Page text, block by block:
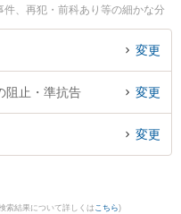
、再犯・前科あり等の細かな分
士法人長瀬総合法律事務所 水戸
務所 水戸オフィスの内海 清秀弁
弁護士に相談したい』『逮捕・
の弁護士を検索したい』『初回
る水戸市内の弁護士に相談予約
変更
阻止・準抗告 変更
変更
索結果について詳しくは こちら)